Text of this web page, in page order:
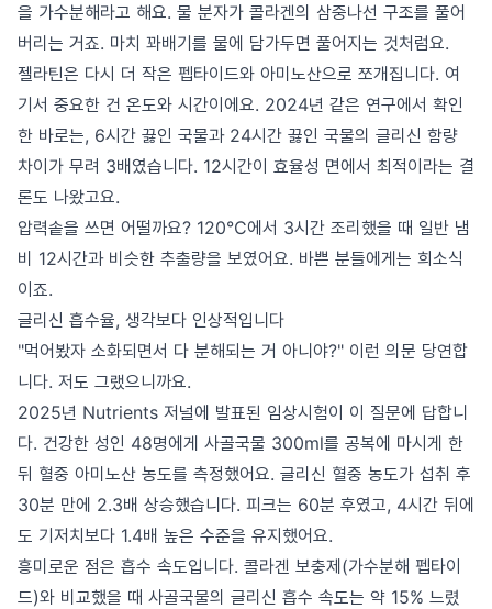
을 가수분해라고 해요. 물 분자가 콜라겐의 삼중나선 구조를 풀어
버리는 거죠. 마치 꽈배기를 물에 담가두면 풀어지는 것처럼요.
젤라틴은 다시 더 작은 펩타이드와 아미노산으로 쪼개집니다. 여
기서 중요한 건 온도와 시간이에요. 2024년 같은 연구에서 확인
한 바로는, 6시간 끓인 국물과 24시간 끓인 국물의 글리신 함량
차이가 무려 3배였습니다. 12시간이 효율성 면에서 최적이라는 결
론도 나왔고요.
압력솥을 쓰면 어떨까요? 120°C에서 3시간 조리했을 때 일반 냄
비 12시간과 비슷한 추출량을 보였어요. 바쁜 분들에게는 희소식
이죠.
글리신 흡수율, 생각보다 인상적입니다
"먹어봤자 소화되면서 다 분해되는 거 아니야?" 이런 의문 당연합
니다. 저도 그랬으니까요.
2025년 Nutrients 저널에 발표된 임상시험이 이 질문에 답합니
다. 건강한 성인 48명에게 사골국물 300ml를 공복에 마시게 한
뒤 혈중 아미노산 농도를 측정했어요. 글리신 혈중 농도가 섭취 후
30분 만에 2.3배 상승했습니다. 피크는 60분 후였고, 4시간 뒤에
도 기저치보다 1.4배 높은 수준을 유지했어요.
흥미로운 점은 흡수 속도입니다. 콜라겐 보충제(가수분해 펩타이
드)와 비교했을 때 사골국물의 글리신 흡수 속도는 약 15% 느렸